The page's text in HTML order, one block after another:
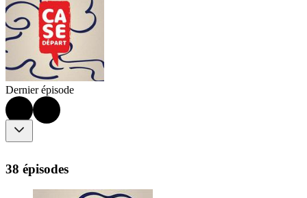
Dernier épisode
38 épisodes